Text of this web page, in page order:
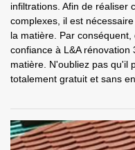
infiltrations. Afin de réaliser
complexes, il est
la matière. Par
confiance à L&A
matière. N'oubliez pas qu'il
totalement gratuit et sans